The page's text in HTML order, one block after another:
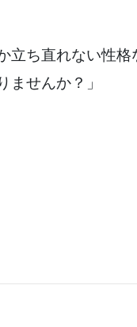
立ち直れない性格
ませんか？」